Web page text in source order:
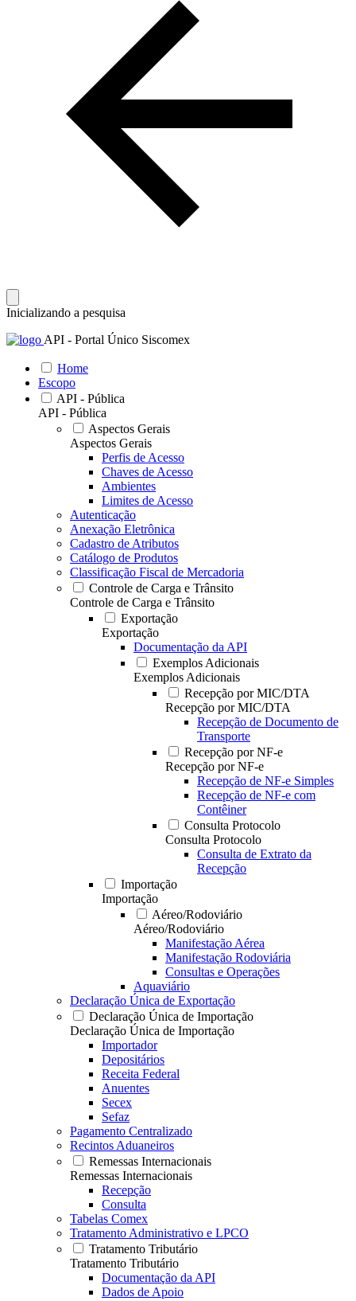
Inicializando a pesquisa
API - Portal Único Siscomex
Home
Escopo
API - Pública
API - Pública
Aspectos Gerais
Aspectos Gerais
Perfis de Acesso
Chaves de Acesso
Ambientes
Limites de Acesso
Autenticação
Anexação Eletrônica
Cadastro de Atributos
Catálogo de Produtos
Classificação Fiscal de Mercadoria
Controle de Carga e Trânsito
Controle de Carga e Trânsito
Exportação
Exportação
Documentação da API
Exemplos Adicionais
Exemplos Adicionais
Recepção por MIC/DTA
Recepção por MIC/DTA
Recepção de Documento de
Transporte
Recepção por NF-e
Recepção por NF-e
Recepção de NF-e Simples
Recepção de NF-e com
Contêiner
Consulta Protocolo
Consulta Protocolo
Consulta de Extrato da
Recepção
Importação
Importação
Aéreo/Rodoviário
Aéreo/Rodoviário
Manifestação Aérea
Manifestação Rodoviária
Consultas e Operações
Aquaviário
Declaração Única de Exportação
Declaração Única de Importação
Declaração Única de Importação
Importador
Depositários
Receita Federal
Anuentes
Secex
Sefaz
Pagamento Centralizado
Recintos Aduaneiros
Remessas Internacionais
Remessas Internacionais
Recepção
Consulta
Tabelas Comex
Tratamento Administrativo e LPCO
Tratamento Tributário
Tratamento Tributário
Documentação da API
Dados de Apoio